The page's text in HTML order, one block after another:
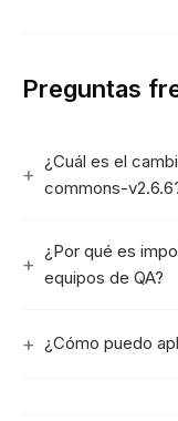
Preguntas
¿Cuál es el
commons-
¿Por qué es
equipos de QA?
¿Cómo puedo